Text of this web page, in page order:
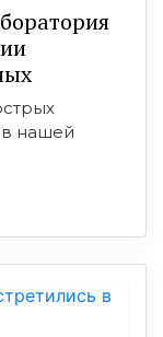
нашей